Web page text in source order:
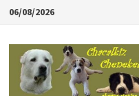
Skip
content
06/08/2026